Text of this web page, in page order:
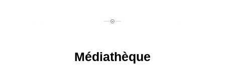
Médiathèque